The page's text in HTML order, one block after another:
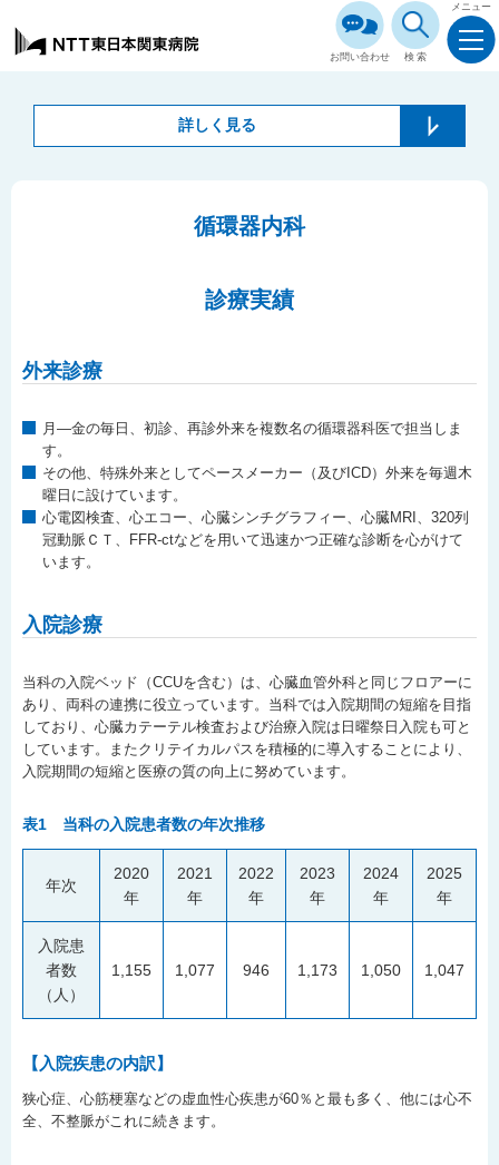
お問い合わせ 検索
メニュー
詳しく見る
循環器内科
診療実績
外来診療
月―金の毎日、初診、再診外来を複数名の循環器科医で担当しま
す。
その他、特殊外来としてペースメーカー（及びICD）外来を毎週木
曜日に設けています。
心電図検査、心エコー、心臓シンチグラフィー、心臓MRI、320列
冠動脈ＣＴ、FFR-ctなどを用いて迅速かつ正確な診断を心がけて
います。
入院診療
当科の入院ベッド（CCUを含む）は、心臓血管外科と同じフロアーに
あり、両科の連携に役立っています。当科では入院期間の短縮を目指
しており、心臓カテーテル検査および治療入院は日曜祭日入院も可と
しています。またクリテイカルパスを積極的に導入することにより、
入院期間の短縮と医療の質の向上に努めています。
表1 当科の入院患者数の年次推移
年次
2020
年
2021
年
2022
年
2023
年
2024
年
2025
年
入院患
者数
（人）
1,155 1,077 946 1,173 1,050 1,047
【入院疾患の内訳】
狭心症、心筋梗塞などの虚血性心疾患が60％と最も多く、他には心不
全、不整脈がこれに続きます。